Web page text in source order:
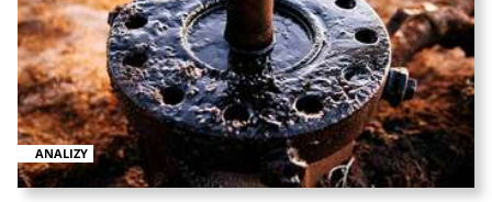
ANALIZY